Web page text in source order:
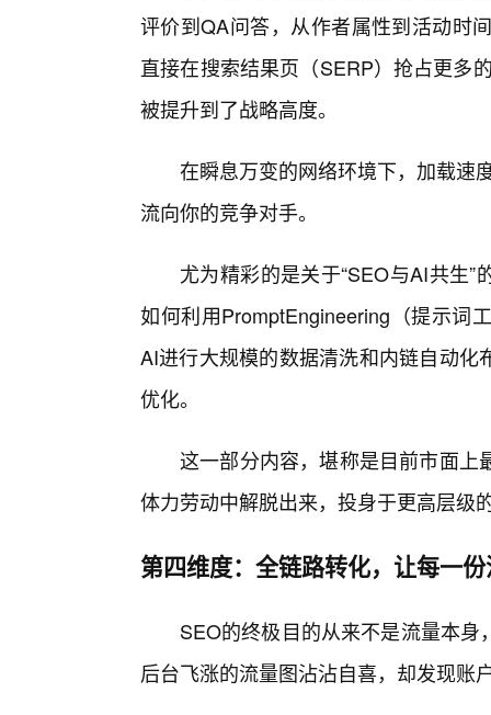
评价到QA问答，从作者属性到活动时
直接在搜索结果页（SERP）抢占更多
被提升到了战略高度。
在瞬息万变的网络环境下，加载速
流向你的竞争对手。
尤为精彩的是关于“SEO与AI共生
如何利用PromptEngineering（提示词
AI进行大规模的数据清洗和内链自动
优化。
这一部分内容，堪称是目前市面上
体力劳动中解脱出来，投身于更高层级
第四维度：全链路转化，让每一
SEO的终极目的从来不是流量本
后台飞涨的流量图沾沾自喜，却发现账